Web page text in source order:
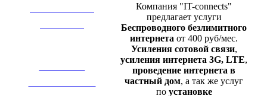
Компания "IT-connects"
предлагает услуги
Беспроводного безлимитного
интернета от 400 руб/мес.
Усиления сотовой связи,
усиления интернета 3G, LTE,
проведение интернета в
частный дом, а так же услуг
по установке